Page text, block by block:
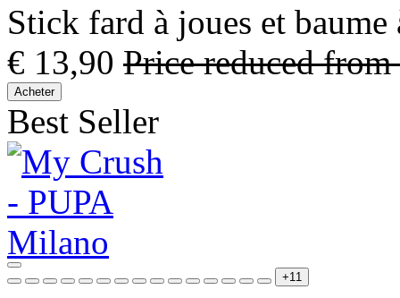
Stick fard à joues et baume
€ 13,90 Price reduced from
Acheter
Best Seller
+11